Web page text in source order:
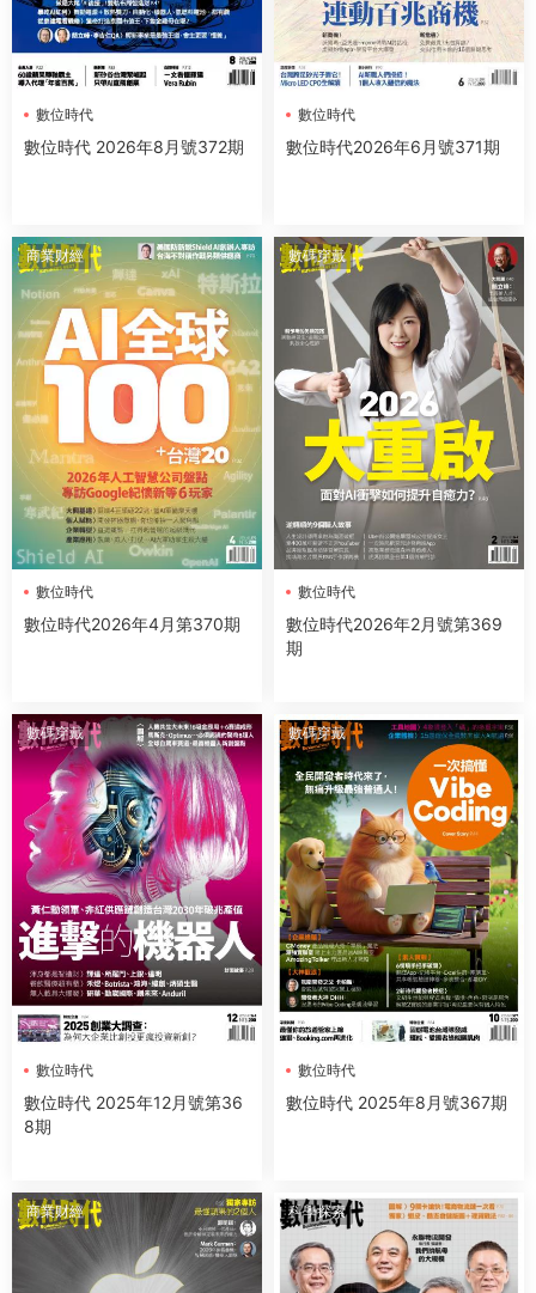
數位時代
數位時代 2026年8月號372期
數位時代
數位時代2026年6月號371期
商業财經
數位時代
數位時代2026年4月第370期
數碼穿戴
數位時代
數位時代2026年2月號第369
期
數碼穿戴
數位時代
數位時代 2025年12月號第36
8期
數碼穿戴
數位時代
數位時代 2025年8月號367期
商業财經 科學探索